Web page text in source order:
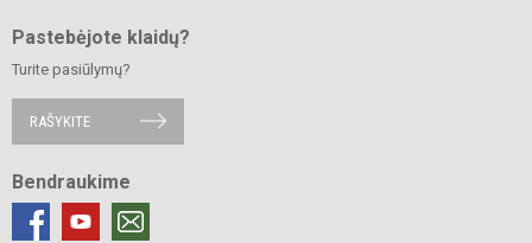
Pastebėjote klaidų?
Turite pasiūlymų?
RAŠYKITE
Bendraukime